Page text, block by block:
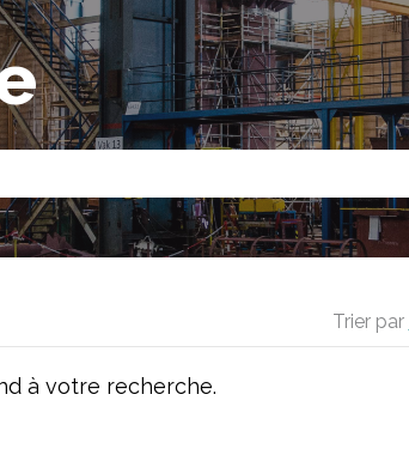
Trier par
à votre recherche.